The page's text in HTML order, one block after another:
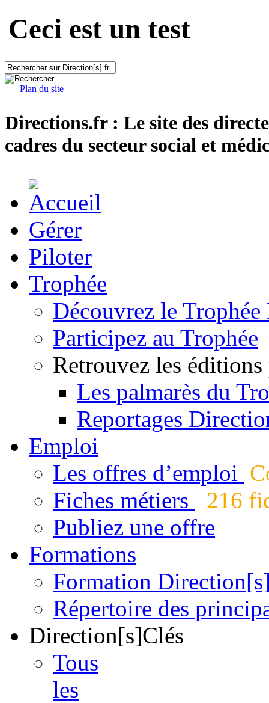
Ceci est un test
Plan du site
Directions.fr : Le site des
cadres du secteur social et
Gérer
Piloter
Trophée
Découvrez le
Participez au Trophée
Retrouvez les éditions
Les palmarès du
Reportages
Emploi
Les offres d’emploi
Fiches métiers
216
Publiez une offre
Formations
Formation
Répertoire des
Direction[s]Clés
Tous
les